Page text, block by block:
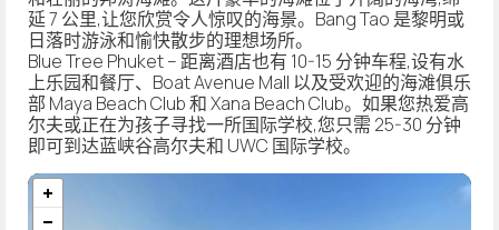
延 7 公里,让您欣赏令人惊叹的海景。Bang Tao 是黎明或
日落时游泳和愉快散步的理想场所。
Blue Tree Phuket – 距离酒店也有 10-15 分钟车程,设有水
上乐园和餐厅、Boat Avenue Mall 以及受欢迎的海滩俱乐
部 Maya Beach Club 和 Xana Beach Club。如果您热爱高
尔夫或正在为孩子寻找一所国际学校,您只需 25-30 分钟
即可到达蓝峡谷高尔夫和 UWC 国际学校。